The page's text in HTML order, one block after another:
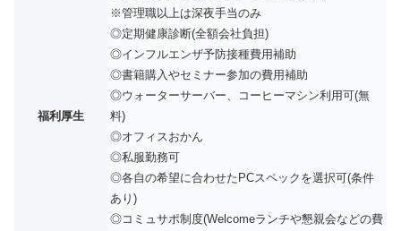
福利厚生
※管理職以上は深夜手当のみ
◎定期健康診断(全額会社負担)
◎インフルエンザ予防接種費用補助
◎書籍購入やセミナー参加の費用補助
◎ウォーターサーバー、コーヒーマシン利用可(無
料)
◎オフィスおかん
◎私服勤務可
◎各自の希望に合わせたPCスペックを選択可(条件
あり)
◎コミュサポ制度(Welcomeランチや懇親会などの費